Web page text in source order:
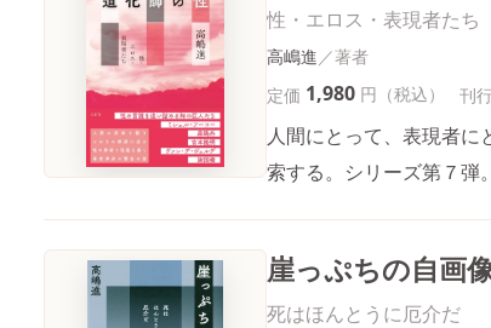
性・エロス・表現者たち
高嶋進
定価 1,980 円（税込） 刊
人間にとって、表現者
索する。シリーズ第７弾。
崖っぷちの自画
死はほんとうに厄介だ